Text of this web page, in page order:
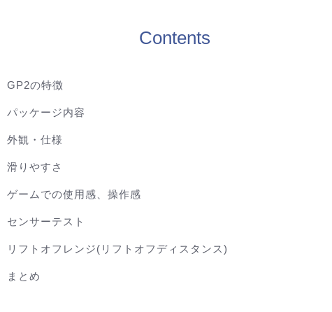
Contents
GP2の特徴
パッケージ内容
外観・仕様
滑りやすさ
ゲームでの使用感、操作感
センサーテスト
リフトオフレンジ(リフトオフディスタンス)
まとめ